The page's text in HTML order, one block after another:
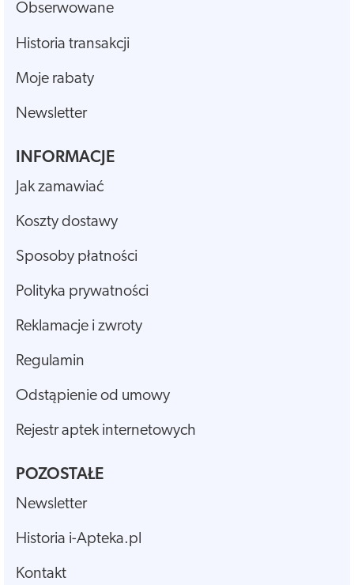
Obserwowane
Historia transakcji
Moje rabaty
Newsletter
INFORMACJE
Jak zamawiać
Koszty dostawy
Sposoby płatności
Polityka prywatności
Reklamacje i zwroty
Regulamin
Odstąpienie od umowy
Rejestr aptek internetowych
POZOSTAŁE
Newsletter
Historia i-Apteka.pl
Kontakt